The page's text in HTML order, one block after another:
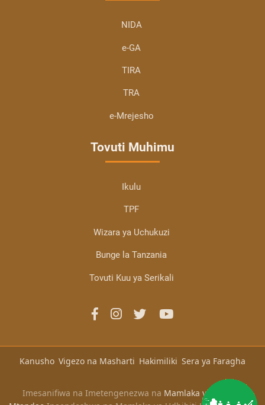
NIDA
e-GA
TIRA
TRA
e-Mrejesho
Tovuti Muhimu
Ikulu
TPF
Wizara ya Uchukuzi
Bunge la Tanzania
Tovuti Kuu ya Serikali
Kanusho Vigezo na Masharti Hakimiliki Sera ya Faragha
Imesanifiwa na Imetengenezwa na Mamlaka ya Serikali